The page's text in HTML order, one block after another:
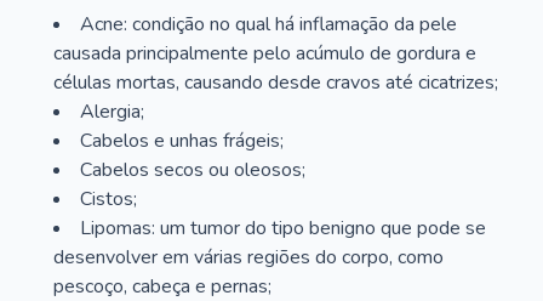
Acne: condição no qual há inflamação da pele
causada principalmente pelo acúmulo de gordura e
células mortas, causando desde cravos até cicatrizes;
Alergia;
Cabelos e unhas frágeis;
Cabelos secos ou oleosos;
Cistos;
Lipomas: um tumor do tipo benigno que pode se
desenvolver em várias regiões do corpo, como
pescoço, cabeça e pernas;